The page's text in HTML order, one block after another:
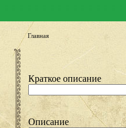
Главная
Краткое описание
Описание